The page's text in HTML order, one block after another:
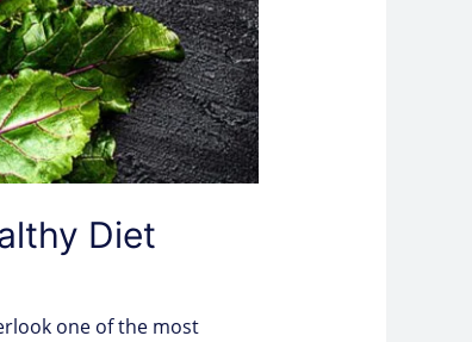
Diet
one of the most